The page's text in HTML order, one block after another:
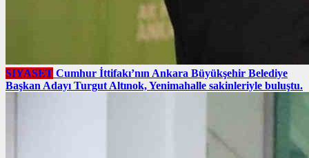
SIYASET Cumhur İttifakı’nın Ankara Büyükşehir Belediye
Başkan Adayı Turgut Altınok, Yenimahalle sakinleriyle buluştu.